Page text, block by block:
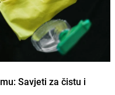
Savjeti za čistu i